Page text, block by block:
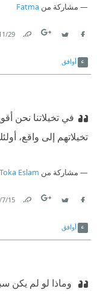
مشاركة من Fatma
29‏/11‏/2025
أوافق
في تخيلاتنا نحن
تخيلاتهم إلى واقع،
مشاركة من Eslam
15‏/7‏/2025
أوافق
وماذا لو لم يكن